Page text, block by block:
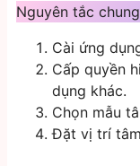
Nguyên tắc
Cài ứng
Cấp quyền
dụng khác.
Chọn mẫu
Đặt vị trí